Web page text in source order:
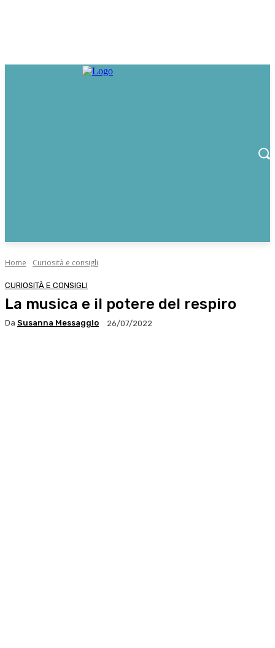
Home Curiosità e consigli
CURIOSITÀ E CONSIGLI
La musica e il potere del respiro
Da Susanna Messaggio 26/07/2022